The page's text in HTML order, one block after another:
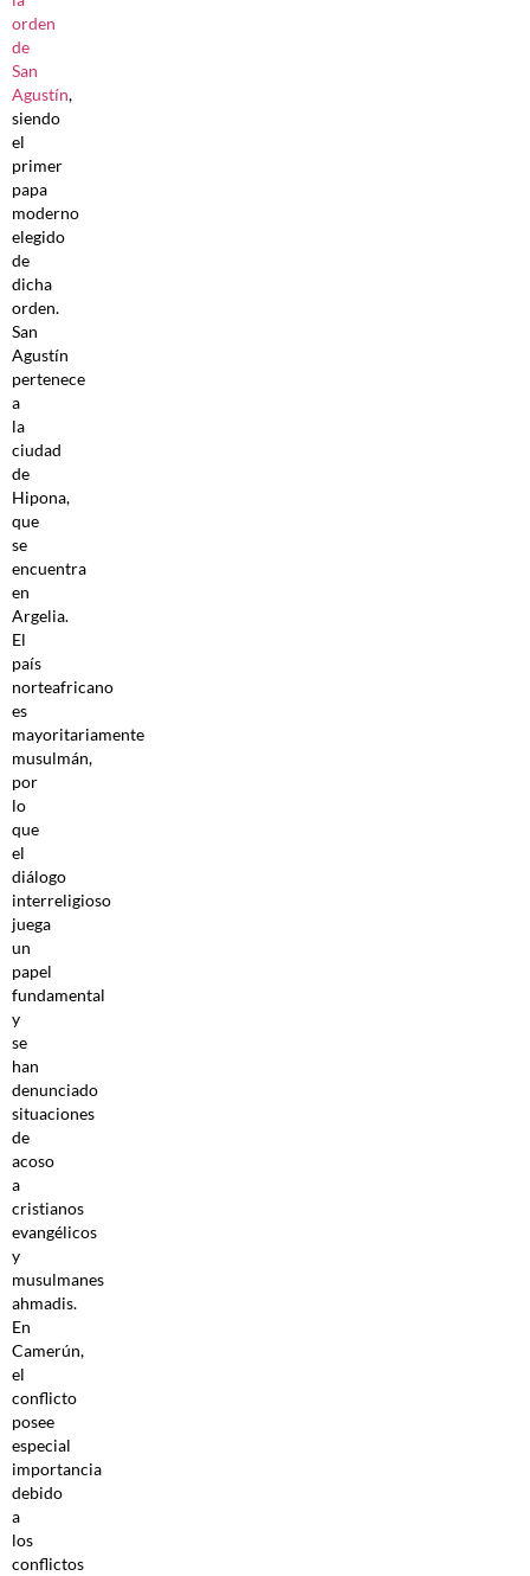
orden
de
San
Agustín,
siendo
el
primer
papa
moderno
elegido
de
dicha
orden.
San
Agustín
pertenece
a
la
ciudad
de
Hipona,
que
se
encuentra
en
Argelia.
El
país
norteafricano
es
mayoritariamente
musulmán,
por
lo
que
el
diálogo
interreligioso
juega
un
papel
fundamental
y
se
han
denunciado
situaciones
de
acoso
a
cristianos
evangélicos
y
musulmanes
ahmadis.
En
Camerún,
el
conflicto
posee
especial
importancia
debido
a
los
conflictos